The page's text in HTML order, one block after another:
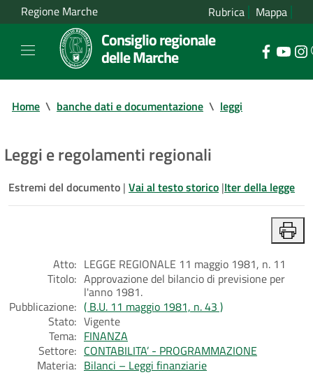
Regione Marche Rubrica Mappa
Consiglio regionale
delle Marche
Home \ banche dati e documentazione \ leggi
Leggi e regolamenti regionali
Estremi del documento | Vai al testo storico |Iter della legge
Atto: LEGGE REGIONALE 11 maggio 1981, n. 11
Titolo: Approvazione del bilancio di previsione per
l'anno 1981.
Pubblicazione: ( B.U. 11 maggio 1981, n. 43 )
Stato: Vigente
Tema: FINANZA
Settore: CONTABILITA’ - PROGRAMMAZIONE
Materia: Bilanci – Leggi finanziarie